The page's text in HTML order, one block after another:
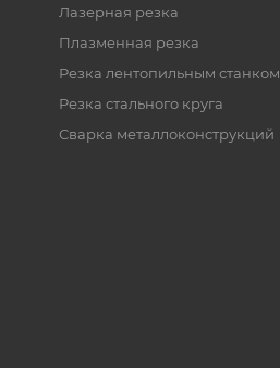
Лазерная резка
Плазменная резка
Резка лентопильным станком
Резка стального круга
Сварка металлоконструкций